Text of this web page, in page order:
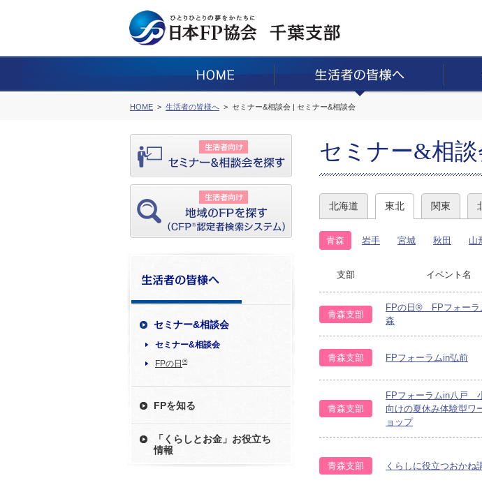
HOME 生活者の皆様へ セミナー&相談会 | セミナー&相談会
セミナー&相談会
セミナー&相談会
FPの日 ®
FPを知る
「くらしとお金」お役立ち
情報
セミナー&相談
北海道 東北 関東
青森 岩手 宮城 秋田 山
支部 イベント名
青森支部
FPの日® FPフォーラ
森
青森支部 FPフォーラムin弘前
青森支部
FPフォーラムin八戸
向けの夏休み体験型ワ
ョップ
青森支部 くらしに役立つおかね